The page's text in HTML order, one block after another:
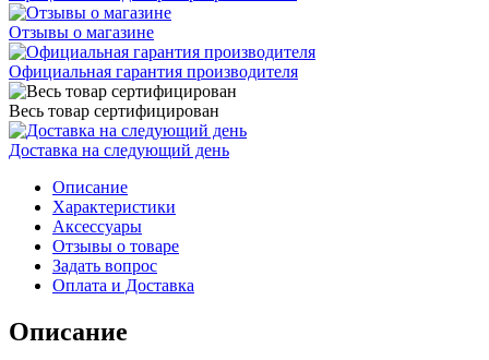
Отзывы о магазине
Официальная гарантия производителя
Весь товар сертифицирован
Доставка на следующий день
Описание
Характеристики
Аксессуары
Отзывы о товаре
Задать вопрос
Оплата и Доставка
Описание